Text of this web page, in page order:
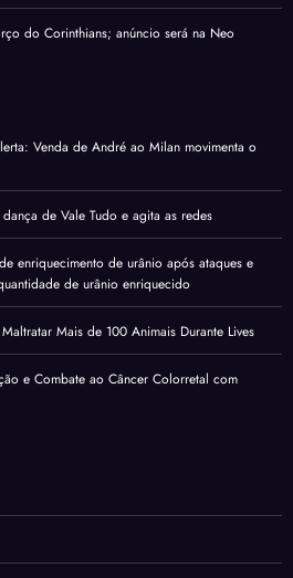
do Corinthians; anúncio será na Neo
Venda de André ao Milan movimenta o
de Vale Tudo e agita as redes
enriquecimento de urânio após ataques e
de urânio enriquecido
Mais de 100 Animais Durante Lives
e Combate ao Câncer Colorretal com